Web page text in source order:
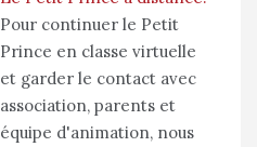
Pour continuer le Petit
Prince en classe virtuelle
et garder le contact avec
association, parents et
équipe d'animation, nous